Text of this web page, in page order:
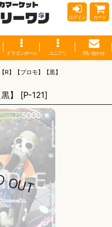
ログイン カート
ドラゴンボール ユニアリ 問い合わせ
R】【プロモ】【黒】
】 [P-121]